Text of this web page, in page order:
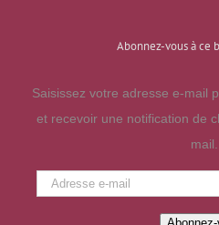
Abonnez-vous à ce
Saisissez votre adresse e-mail
et recevoir une notification de
mail.
Adresse